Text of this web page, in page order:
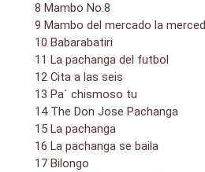
8 Mambo No.8
9 Mambo del mercado la merced
10 Babarabatiri
11 La pachanga del futbol
12 Cita a las seis
13 Pa` chismoso tu
14 The Don Jose Pachanga
15 La pachanga
16 La pachanga se baila
17 Bilongo